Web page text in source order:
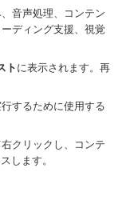
音声処理、コンテン
ディング支援、視覚
トに表示されます。再
するために使用する
クリックし、コンテ
します。